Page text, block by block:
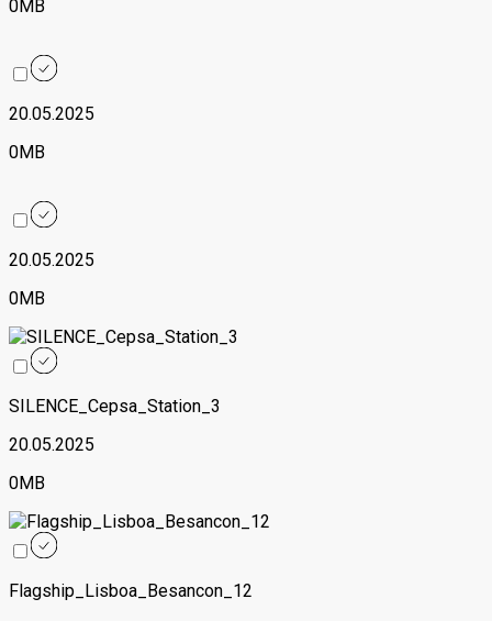
0MB
20.05.2025
0MB
20.05.2025
0MB
SILENCE_Cepsa_Station_3
20.05.2025
0MB
Flagship_Lisboa_Besancon_12